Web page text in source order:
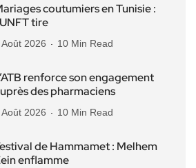
coutumiers en Tunisie :
tire
Août 2026 10 Min Read
renforce son engagement
des pharmaciens
Août 2026 10 Min Read
de Hammamet : Melhem
enflamme